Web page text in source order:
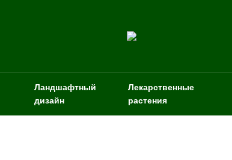
Ландшафтный
дизайн
Лекарственные
растения